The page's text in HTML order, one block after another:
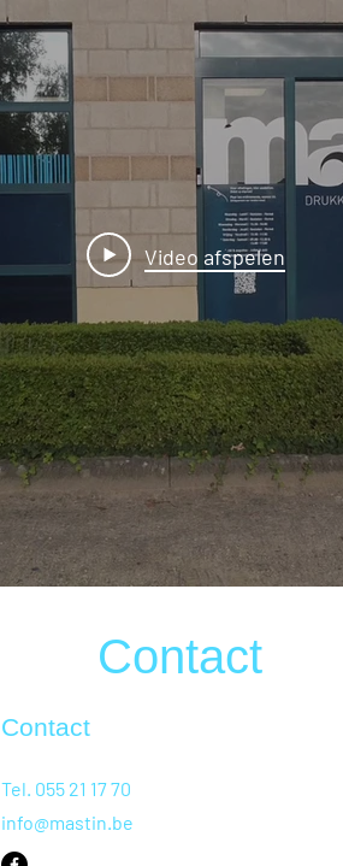
Video afspelen
Contact
Contact
Tel. 055 21 17 70
info@mastin.be